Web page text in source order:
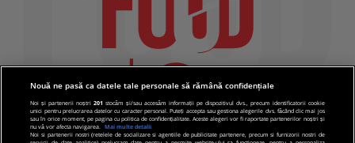
Nouă ne pasă ca datele tale personale să rămână confidențiale
Noi și partenerii noștri201 stocăm și/sau accesăm informații pe dispozitivul dvs., precum identificatorii cookie
unici pentru prelucrarea datelor cu caracter personal. Puteți accepta sau gestiona alegerile dvs. făcând clic mai jos
sau în orice moment, pe pagina cu politica de confidențialitate. Aceste alegeri vor fi raportate partenerilor noștri și
nu vă vor afecta navigarea.
Mai multe detalii
Noi si partenerii nostri (retelele de socializare si agentiile de publicitate partenere, precum si furnizorii nostri de